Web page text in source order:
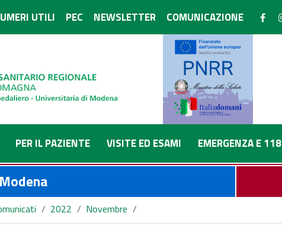
UTILI PEC NEWSLETTER COMUNICAZIONE
PER IL PAZIENTE VISITE ED ESAMI EMERGENZA E 118
Modena
/ 2022 / Novembre /